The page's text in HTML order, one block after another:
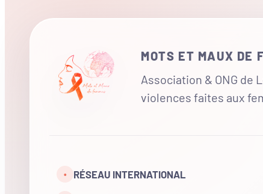
MOTS ET MAUX DE
Association & ONG de
violences faites aux
• RÉSEAU INTERNATIONAL